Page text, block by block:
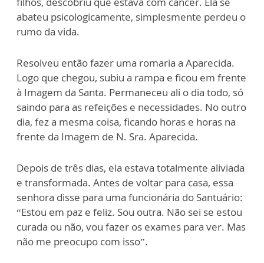
abateu psicologicamente, simplesmente perdeu o
rumo da vida.
Resolveu então fazer uma romaria a Aparecida.
Logo que chegou, subiu a rampa e ficou em frente
à Imagem da Santa. Permaneceu ali o dia todo, só
saindo para as refeições e necessidades. No outro
dia, fez a mesma coisa, ficando horas e horas na
frente da Imagem de N. Sra. Aparecida.
Depois de três dias, ela estava totalmente aliviada
e transformada. Antes de voltar para casa, essa
senhora disse para uma funcionária do Santuário:
“Estou em paz e feliz. Sou outra. Não sei se estou
curada ou não, vou fazer os exames para ver. Mas
não me preocupo com isso”.